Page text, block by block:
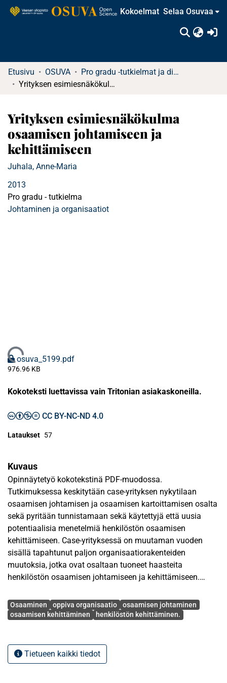
Kokoelmat Selaa Osuvaa
Etusivu OSUVA
Pro gradu -tutkielmat ja diplomityöt (rajattu saatavuus)
Yrityksen esimiesnäkökulma osaamisen johtamiseen ja kehittämiseen
Yrityksen esimiesnäkökulma
osaamisen johtamiseen ja
kehittämiseen
Juhala, Anne-Maria
2013
Pro gradu - tutkielma
Johtaminen ja organisaatiot
Ladataan...osuva_5199.pdf
976.96 KB
Kokoteksti luettavissa vain Tritonian asiakaskoneilla.
CC BY-NC-ND 4.0
Lataukset 57
Kuvaus
Opinnäytetyö kokotekstinä PDF-muodossa.
Tutkimuksessa keskitytään case-yrityksen nykytilaan
osaamisen johtamisen ja osaamisen kartoittamisen osalta
sekä pyritään tunnistamaan sekä käytettyjä että uusia
potentiaalisia menetelmiä henkilöstön osaamisen
kehittämiseen. Case-yrityksessä on muutaman vuoden
sisällä tapahtunut paljon organisaatiorakenteiden
muutoksia, jotka ovat osaltaan tuoneet haasteita
henkilöstön osaamisen johtamiseen ja kehittämiseen.
eläköityvää henkilökuntaa, jonka tietotaito tulisi pystyä
säilyttämään yrityksessä. Tutkimuksessa pyritään case-
osaamisen kehittämisessä sekä löytämään konkreettisia
menetelmiä henkilöstön kehittämiseen.
Avainsanat
Osaaminen oppiva organisaatio
osaamisen johtaminen
osaamisen kehittäminen
henkilöstön kehittäminen.
Tietueen kaikki tiedot